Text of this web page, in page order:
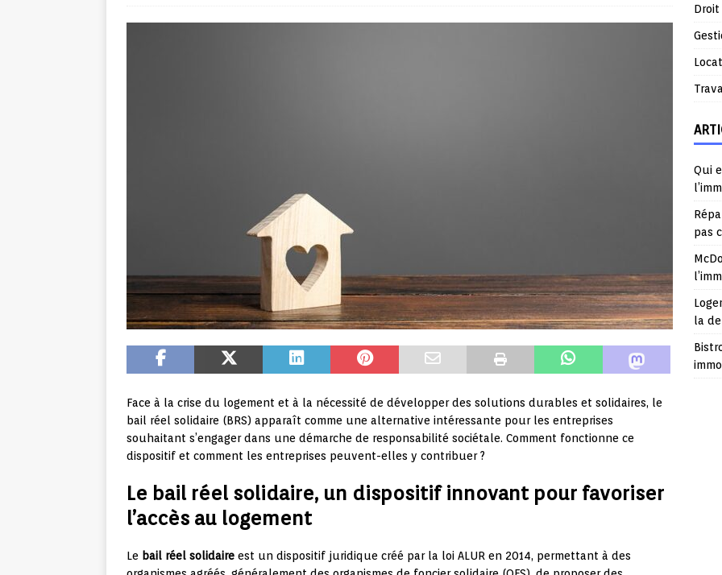
Face à la crise du logement et à la nécessité de développer des solutions durables et solidaires, le
bail réel solidaire (BRS) apparaît comme une alternative intéressante pour les entreprises
souhaitant s’engager dans une démarche de responsabilité sociétale. Comment fonctionne ce
dispositif et comment les entreprises peuvent-elles y contribuer ?
Le bail réel solidaire, un dispositif innovant pour favoriser
l’accès au logement
Le bail réel solidaire est un dispositif juridique créé par la loi ALUR en 2014, permettant à des
Droit
Qui
pas
la